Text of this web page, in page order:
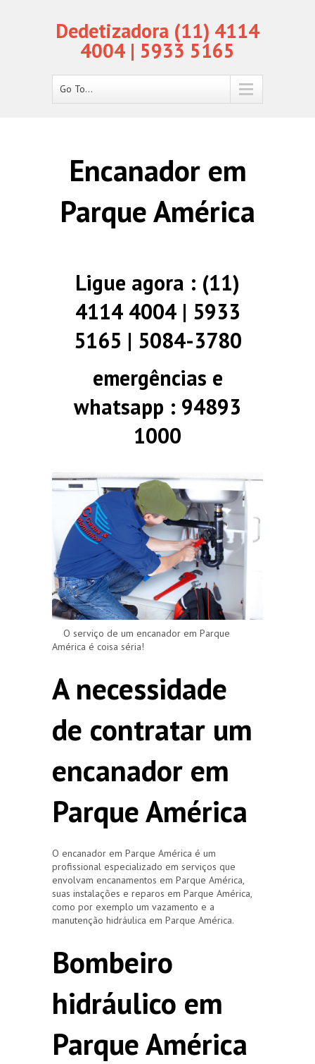
Dedetizadora (11) 4114
4004 | 5933 5165
Go To...
Encanador em
Parque América
Ligue agora : (11)
4114 4004 | 5933
5165 | 5084-3780
emergências e
whatsapp : 94893
1000
O serviço de um encanador em Parque
América é coisa séria!
A necessidade
de contratar um
encanador em
Parque América
O encanador em Parque América é um
profissional especializado em serviços que
envolvam encanamentos em Parque América,
suas instalações e reparos em Parque América,
como por exemplo um vazamento e a
manutenção hidráulica em Parque América.
Bombeiro
hidráulico em
Parque América